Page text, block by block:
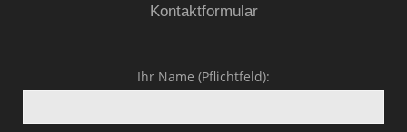
Kontaktformular
Ihr Name (Pflichtfeld):